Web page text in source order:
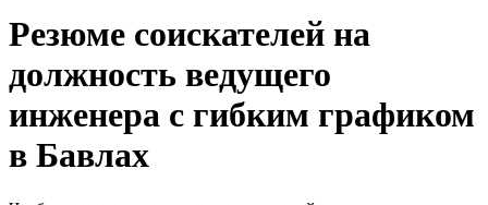
Резюме соискателей на
должность ведущего
инженера с гибким графиком
в Бавлах